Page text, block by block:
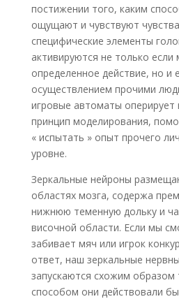
постижении того, каким
ощущают и чувствуют
специфические элементы
активируются не только
определенное действие, но и
осуществлением прочими
игровые автоматы оперирует
принцип моделирования,
« испытать » опыт прочего
уровне.
Зеркальные нейроны
областях мозга, содержа
нижнюю теменную дольку и
височной области. Если мы
забивает мяч или игрок
ответ, наш зеркальные
запускаются схожим образом
способом они действовали